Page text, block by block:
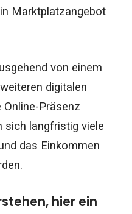
Marktplatzangebot
von einem
digitalen
Präsenz
sich langfristig viele
das Einkommen
hier ein